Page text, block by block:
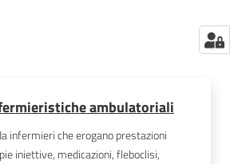
ambulatoriali
infermieri che erogano prestazioni
iniettive, medicazioni, fleboclisi,